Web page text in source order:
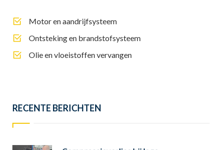
Motor en aandrijfsysteem
Ontsteking en brandstofsysteem
Olie en vloeistoffen vervangen
RECENTE BERICHTEN